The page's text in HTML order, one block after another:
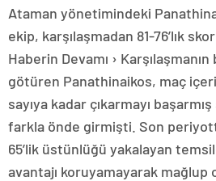
Ataman yönetimindeki
ekip, karşılaşmadan 81-76’lık
Haberin Devamı ›
götüren Panathinaikos, maç
sayıya kadar çıkarmayı
farkla önde girmişti. Son
65’lik üstünlüğü yakalayan
avantajı koruyamayarak mağlup